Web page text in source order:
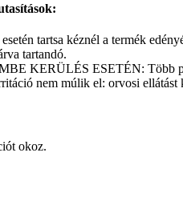
tartsa kéznél a termék
tartandó.
KERÜLÉS ESETÉN: Több
nem múlik el: orvosi ellátást
okoz.